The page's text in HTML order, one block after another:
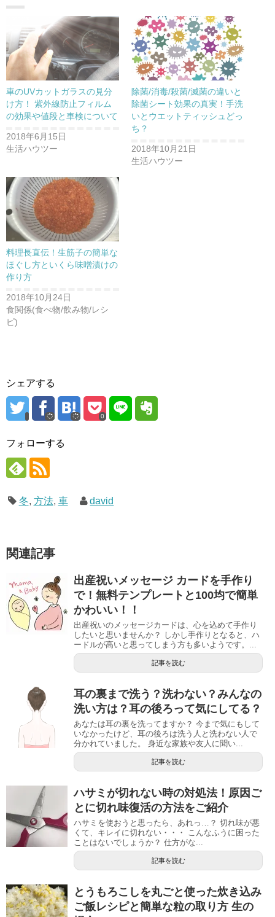
t
r
で
共
有
(
新
し
い
ウ
ィ
ン
ド
ウ
開
き
ま
す
る
に
は
ク
リ
ッ
ク
し
く
だ
さ
い
新
し
い
ウ
ド
ウ
で
開
き
ま
す
)
l
e
+
で
共
(
新
し
い
ウ
ィ
ン
ド
ウ
車のUVカットガラスの見分
け方！ 紫外線防止フィルム
の効果や値段と車検について
2018年6月15日
生活ハウツー
除菌/消毒/殺菌/滅菌の違いと
除菌シート効果の真実！手洗
いとウエットティッシュどっ
ち？
2018年10月21日
生活ハウツー
料理長直伝！生筋子の簡単な
ほぐし方といくら味噌漬けの
作り方
2018年10月24日
食関係(食べ物/飲み物/レシ
ピ)
シェアする
0
フォローする
冬, 方法, 車 david
関連記事
出産祝いメッセージ カードを手作り
で！無料テンプレートと100均で簡単
かわいい！！
出産祝いのメッセージカードは、心を込めて手作り
したいと思いませんか？ しかし手作りとなると、ハ
ードルが高いと思ってしまう方も多いようです。...
記事を読む
耳の裏まで洗う？洗わない？みんなの
洗い方は？耳の後ろって気にしてる？
あなたは耳の裏を洗ってますか？ 今まで気にもして
いなかったけど、耳の後ろは洗う人と洗わない人で
分かれていました。 身近な家族や友人に聞い...
記事を読む
ハサミが切れない時の対処法！原因ご
とに切れ味復活の方法をご紹介
ハサミを使おうと思ったら、あれっ…？ 切れ味が悪
くて、キレイに切れない・・・ こんなふうに困った
ことはないでしょうか？ 仕方がな...
記事を読む
とうもろこしを丸ごと使った炊き込み
ご飯レシピと簡単な粒の取り方 生の